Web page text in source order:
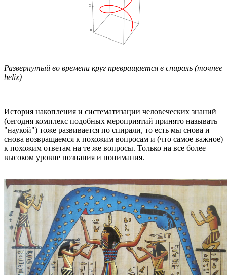
Развернутый во времени круг превращается в спираль (точнее
helix)
История накопления и систематизации человеческих знаний
(сегодня комплекс подобных мероприятий принято называть
"наукой") тоже развивается по спирали, то есть мы снова и
снова возвращаемся к похожим вопросам и (что самое важное)
к похожим ответам на те же вопросы. Только на все более
высоком уровне познания и понимания.